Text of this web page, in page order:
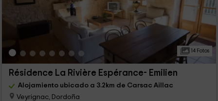
14 Fotos
Résidence La Rivière Espérance- Emilien
Alojamiento ubicado a 3.2km de Carsac Aillac
Veyrignac, Dordoña